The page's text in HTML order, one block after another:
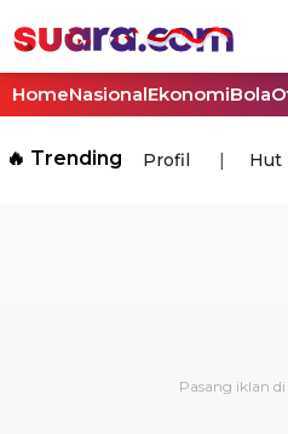
HomeNasionalEkonomiBola
🔥 Trending Profil Hut